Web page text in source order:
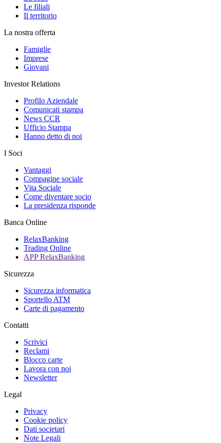
Le filiali
Il territorio
La nostra offerta
Famiglie
Imprese
Giovani
Investor Relations
Profilo Aziendale
Comunicati stampa
News CCR
Ufficio Stampa
Hanno detto di noi
I Soci
Vantaggi
Compagine sociale
Vita Sociale
Come diventare socio
La presidenza risponde
Banca Online
RelaxBanking
Trading Online
APP RelaxBanking
Sicurezza
Sicurezza informatica
Sportello ATM
Carte di pagamento
Contatti
Scrivici
Reclami
Blocco carte
Lavora con noi
Newsletter
Legal
Privacy
Cookie policy
Dati societari
Note Legali